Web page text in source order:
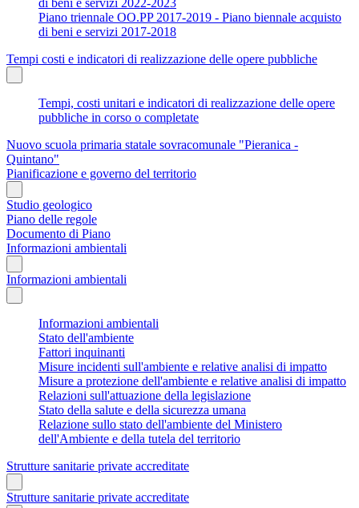
Piano triennale OO.PP 2017-2019 - Piano biennale acquisto
di beni e servizi 2017-2018
Tempi costi e indicatori di realizzazione delle opere pubbliche
Tempi, costi unitari e indicatori di realizzazione delle opere
pubbliche in corso o completate
Nuovo scuola primaria statale sovracomunale "Pieranica -
Quintano"
Pianificazione e governo del territorio
Studio geologico
Piano delle regole
Documento di Piano
Informazioni ambientali
Informazioni ambientali
Informazioni ambientali
Stato dell'ambiente
Fattori inquinanti
Misure incidenti sull'ambiente e relative analisi di impatto
Misure a protezione dell'ambiente e relative analisi di impatto
Relazioni sull'attuazione della legislazione
Stato della salute e della sicurezza umana
Relazione sullo stato dell'ambiente del Ministero
dell'Ambiente e della tutela del territorio
Strutture sanitarie private accreditate
Strutture sanitarie private accreditate